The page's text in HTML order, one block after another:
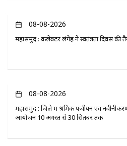
08-08-2026
महासमुंद : कलेक्टर लंगेह ने स्वतंत्रता दिवस की
08-08-2026
महासमुंद : जिले में श्रमिक पंजीयन एवं
आयोजन 10 अगस्त से 30 सितंबर तक